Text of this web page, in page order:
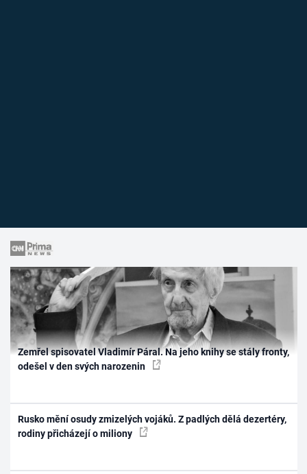
Zemřel spisovatel Vladimír Páral. Na jeho knihy se stály fronty,
odešel v den svých narozenin
Rusko mění osudy zmizelých vojáků. Z padlých dělá dezertéry,
rodiny přicházejí o miliony